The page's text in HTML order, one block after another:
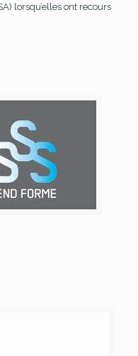
lorsqu’elles ont recours